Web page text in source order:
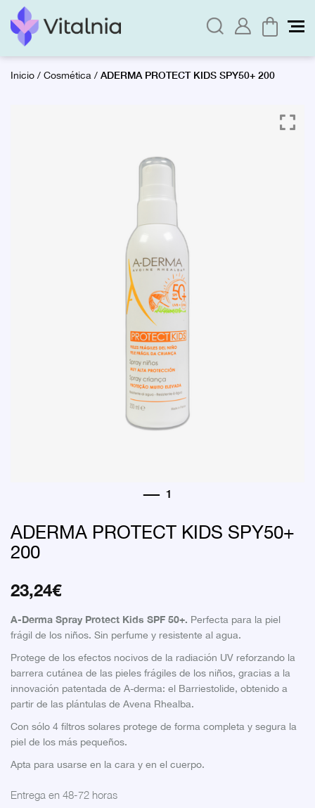
Inicio/Cosmética/ ADERMA PROTECT KIDS SPY50+ 200
ADERMA PROTECT KIDS SPY50+
200
23,24€
A-Derma Spray Protect Kids SPF 50+. Perfecta para la piel
frágil de los niños. Sin perfume y resistente al agua.
Protege de los efectos nocivos de la radiación UV reforzando la
barrera cutánea de las pieles frágiles de los niños, gracias a la
innovación patentada de A-derma: el Barriestolide, obtenido a
partir de las plántulas de Avena Rhealba.
Con sólo 4 filtros solares protege de forma completa y segura la
piel de los más pequeños.
Apta para usarse en la cara y en el cuerpo.
Entrega en 48-72 horas